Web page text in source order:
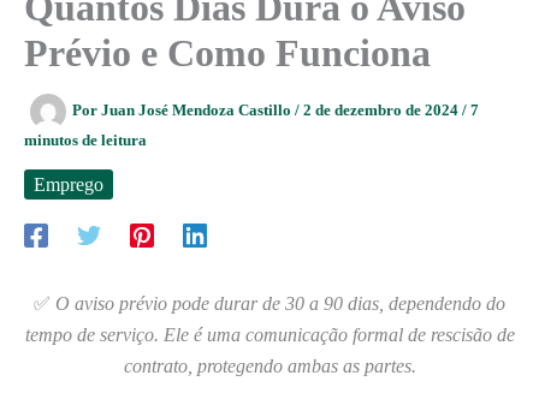
Prévio e Como Funciona
Por Juan José Mendoza Castillo / 2 de dezembro de 2024 / 7
minutos de leitura
Emprego
✅ O aviso prévio pode durar de 30 a 90 dias, dependendo do
tempo de serviço. Ele é uma comunicação formal de rescisão de
contrato, protegendo ambas as partes.